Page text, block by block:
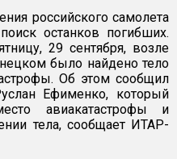
российского самолета
останков погибших.
29 сентября, возле
было найдено тело
Об этом сообщил
Ефименко, который
авиакатастрофы и
тела, сообщает ИТАР-